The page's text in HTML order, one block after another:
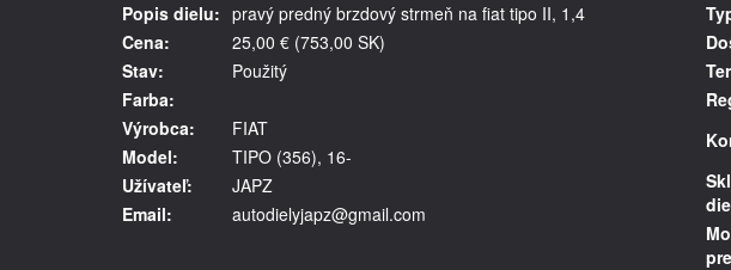
Popis dielu: pravý predný brzdový strmeň na fiat tipo II, 1,4
Cena:
25,00 € (753,00 SK)
Stav:
Použitý
Farba:
Výrobca:
FIAT
Model:
TIPO (356), 16-
Užívateľ:
JAPZ
Email:
autodielyjapz@gmail.com